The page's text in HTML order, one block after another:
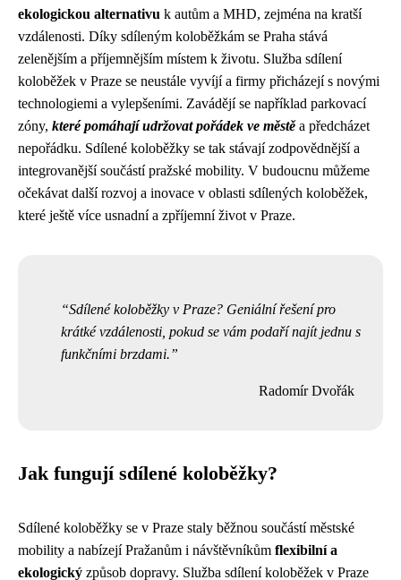
ekologickou alternativu k autům a MHD, zejména na kratší
vzdálenosti. Díky sdíleným koloběžkám se Praha stává
zelenějším a příjemnějším místem k životu. Služba sdílení
koloběžek v Praze se neustále vyvíjí a firmy přicházejí s novými
technologiemi a vylepšeními. Zavádějí se například parkovací
zóny, které pomáhají udržovat pořádek ve městěa předcházet
nepořádku. Sdílené koloběžky se tak stávají zodpovědnější a
integrovanější součástí pražské mobility. V budoucnu můžeme
očekávat další rozvoj a inovace v oblasti sdílených koloběžek,
které ještě více usnadní a zpříjemní život v Praze.
Sdílené koloběžky v Praze? Geniální řešení pro
krátké vzdálenosti, pokud se vám podaří najít jednu s
funkčními brzdami.
Radomír Dvořák
Jak fungují sdílené koloběžky?
Sdílené koloběžky se v Praze staly běžnou součástí městské
mobility a nabízejí Pražanům i návštěvníkům flexibilní a
ekologický způsob dopravy. Služba sdílení koloběžek v Praze